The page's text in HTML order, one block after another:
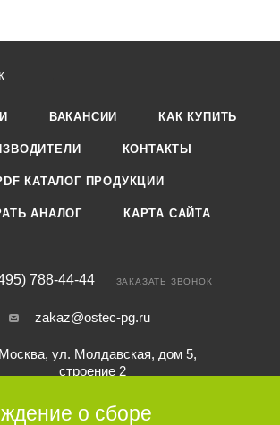
ВАКАНСИИ КАК КУПИТЬ
КОНТАКТЫ
КАТАЛОГ ПРОДУКЦИИ
АНАЛОГ КАРТА САЙТА
788-44-44 ЗАКАЗАТЬ ЗВОНОК
zakaz@ostec-pg.ru
Москва, ул. Молдавская, дом 5,
строение 2
НА РАССЫЛКУ
о сборе